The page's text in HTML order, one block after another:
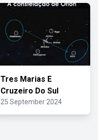
Tres Marias E
Cruzeiro Do Sul
25 September 2024